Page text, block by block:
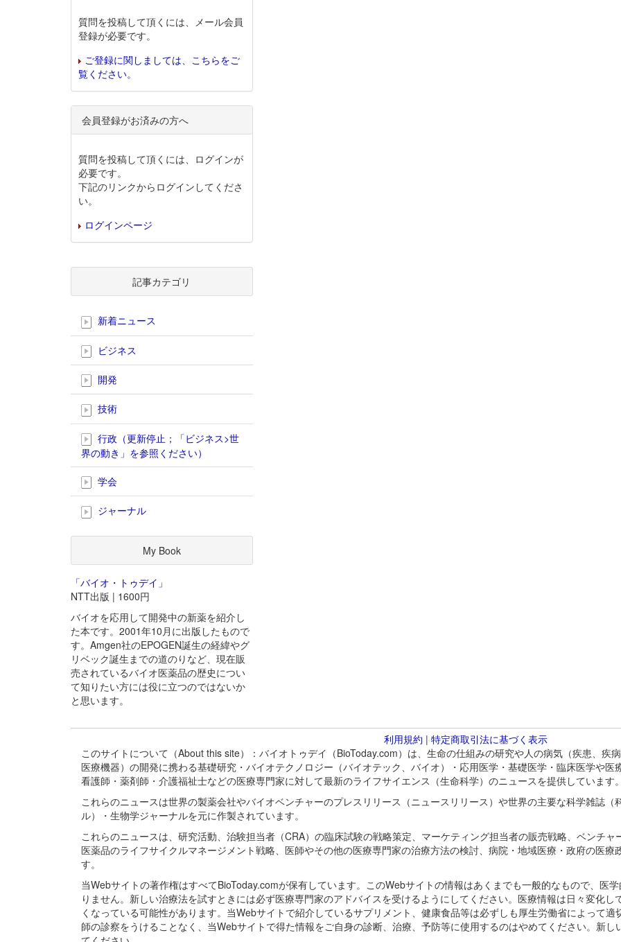
質問を投稿して頂くには、メール会員
登録が必要です。
ご登録に関しましては、こちらをご
覧ください。
会員登録がお済みの方へ
質問を投稿して頂くには、ログインが
必要です。
下記のリンクからログインしてくださ
い。
ログインページ
記事カテゴリ
新着ニュース
ビジネス
開発
技術
行政（更新停止；「ビジネス>世
界の動き」を参照ください）
学会
ジャーナル
My Book
「バイオ・トゥデイ」
NTT出版 | 1600円
バイオを応用して開発中の新薬を紹介し
た本です。2001年10月に出版したもので
す。Amgen社のEPOGEN誕生の経緯やグ
リベック誕生までの道のりなど、現在販
売されているバイオ医薬品の歴史につい
て知りたい方には役に立つのではないか
と思います。
利用規約 | 特定商取引法に基づく表示
このサイトについて（About this site）：バイオトゥデイ（BioToday.com）は、生命の仕組みの研究や人の病気（疾患、疾
医療機器）の開発に携わる基礎研究・バイオテクノロジー（バイオテック、バイオ）・応用医学・基礎医学・臨床医学や
看護師・薬剤師・介護福祉士などの医療専門家に対して最新のライフサイエンス（生命科学）のニュースを提供しています
これらのニュースは世界の製薬会社やバイオベンチャーのプレスリリース（ニュースリリース）や世界の主要な科学雑誌
ル）・生物学ジャーナルを元に作製されています。
これらのニュースは、研究活動、治験担当者（CRA）の臨床試験の戦略策定、マーケティング担当者の販売戦略、ベンチ
医薬品のライフサイクルマネージメント戦略、医師やその他の医療専門家の治療方法の検討、病院・地域医療・政府の医
す。
当Webサイトの著作権はすべてBioToday.comが保有しています。このWebサイトの情報はあくまでも一般的なもので、医
りません。新しい治療法を試すときには必ず医療専門家のアドバイスを受けるようにしてください。医療情報は日々変化
くなっている可能性があります。当Webサイトで紹介しているサプリメント、健康食品等は必ずしも厚生労働省によって
師の診察をうけることなく、当Webサイトで得た情報をご自身の診断、治療、予防等に使用するのはやめてください。新